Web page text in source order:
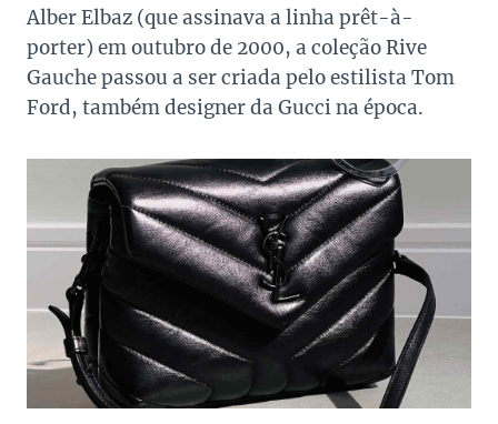
Alber Elbaz (que assinava a linha prêt-à-
porter) em outubro de 2000, a coleção Rive
Gauche passou a ser criada pelo estilista Tom
Ford, também designer da Gucci na época.